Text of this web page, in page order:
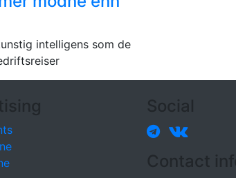
intelligens som de
Social
Contact